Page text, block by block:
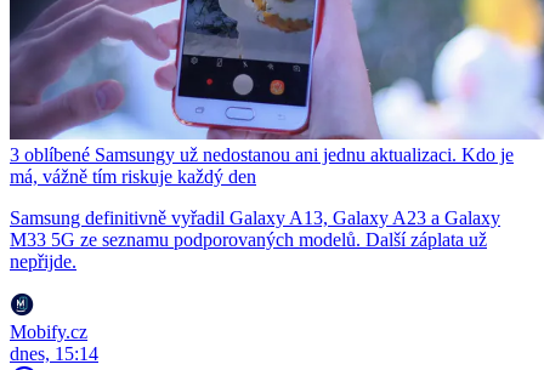
3 oblíbené Samsungy už nedostanou ani jednu aktualizaci. Kdo je
má, vážně tím riskuje každý den
Samsung definitivně vyřadil Galaxy A13, Galaxy A23 a Galaxy
M33 5G ze seznamu podporovaných modelů. Další záplata už
nepřijde.
Mobify.cz
dnes, 15:14